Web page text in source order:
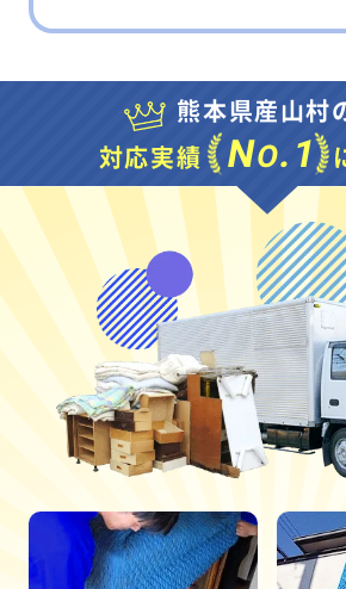
熊本県産山村
対応実績
NO.1